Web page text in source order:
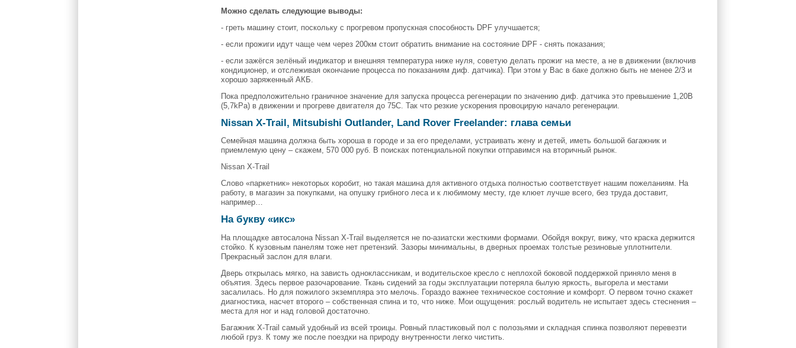
Можно сделать следующие выводы:
- греть машину стоит, поскольку с прогревом пропускная способность DPF улучшается;
- если прожиги идут чаще чем через 200км стоит обратить внимание на состояние DPF - снять показания;
- если зажёгся зелёный индикатор и внешняя температура ниже нуля, советую делать прожиг на месте, а не в движении (включив
кондиционер, и отслеживая окончание процесса по показаниям диф. датчика). При этом у Вас в баке должно быть не менее 2/3 и
хорошо заряженный АКБ.
Пока предположительно граничное значение для запуска процесса регенерации по значению диф. датчика это превышение 1,20В
(5,7kPa) в движении и прогреве двигателя до 75C. Так что резкие ускорения провоцирую начало регенерации.
Nissan X-Trail, Mitsubishi Outlander, Land Rover Freelander: глава семьи
Семейная машина должна быть хороша в городе и за его пределами, устраивать жену и детей, иметь большой багажник и
приемлемую цену – скажем, 570 000 руб. В поисках потенциальной покупки отправимся на вторичный рынок.
Nissan X-Trail
Слово «паркетник» некоторых коробит, но такая машина для активного отдыха полностью соответствует нашим пожеланиям. На
работу, в магазин за покупками, на опушку грибного леса и к любимому месту, где клюет лучше всего, без труда доставит,
например…
На букву «икс»
На площадке автосалона Nissan X-Trail выделяется не по-азиатски жесткими формами. Обойдя вокруг, вижу, что краска держится
стойко. К кузовным панелям тоже нет претензий. Зазоры минимальны, в дверных проемах толстые резиновые уплотнители.
Прекрасный заслон для влаги.
Дверь открылась мягко, на зависть одноклассникам, и водительское кресло с неплохой боковой поддержкой приняло меня в
объятия. Здесь первое разочарование. Ткань сидений за годы эксплуатации потеряла былую яркость, выгорела и местами
засалилась. Но для пожилого экземпляра это мелочь. Гораздо важнее техническое состояние и комфорт. О первом точно скажет
диагностика, насчет второго – собственная спина и то, что ниже. Мои ощущения: рослый водитель не испытает здесь стеснения –
места для ног и над головой достаточно.
Багажник X-Trail самый удобный из всей троицы. Ровный пластиковый пол с полозьями и складная спинка позволяют перевезти
любой груз. К тому же после поездки на природу внутренности легко чистить.